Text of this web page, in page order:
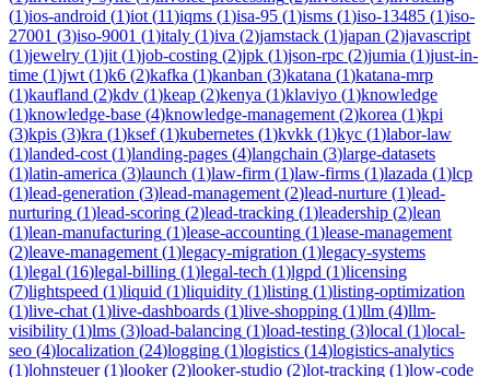
(1)ios-android (1)iot (11)iqms (1)isa-95 (1)isms (1)iso-13485 (1)iso-
27001 (3)iso-9001 (1)italy (1)iva (2)jamstack (1)japan (2)javascript
(1)jewelry (1)jit (1)job-costing (2)jpk (1)json-rpc (2)jumia (1)just-in-
time (1)jwt (1)k6 (2)kafka (1)kanban (3)katana (1)katana-mrp
(1)kaufland (2)kdv (1)keap (2)kenya (1)klaviyo (1)knowledge
(1)knowledge-base (4)knowledge-management (2)korea (1)kpi
(3)kpis (3)kra (1)ksef(1)kubernetes (1)kvkk (1)kyc (1)labor-law
(1)landed-cost (1)landing-pages (4)langchain (3)large-datasets
(1)latin-america (3)launch (1)law-firm (1)law-firms (1)lazada (1)lcp
(1)lead-generation (3)lead-management (2)lead-nurture (1)lead-
nurturing (1)lead-scoring (2)lead-tracking (1)leadership (2)lean
(1)lean-manufacturing (1)lease-accounting (1)lease-management
(2)leave-management (1)legacy-migration (1)legacy-systems
(1)legal (16)legal-billing (1)legal-tech (1)lgpd (1)licensing
(7)lightspeed (1)liquid (1)liquidity (1)listing (1)listing-optimization
(1)live-chat (1)live-dashboards (1)live-shopping (1)llm (4)llm-
visibility (1)lms (3)load-balancing (1)load-testing (3)local (1)local-
seo (4)localization (24)logging (1)logistics (14)logistics-analytics
(1)lohnsteuer(1)looker(2)looker-studio (2)lot-tracking (1)low-code